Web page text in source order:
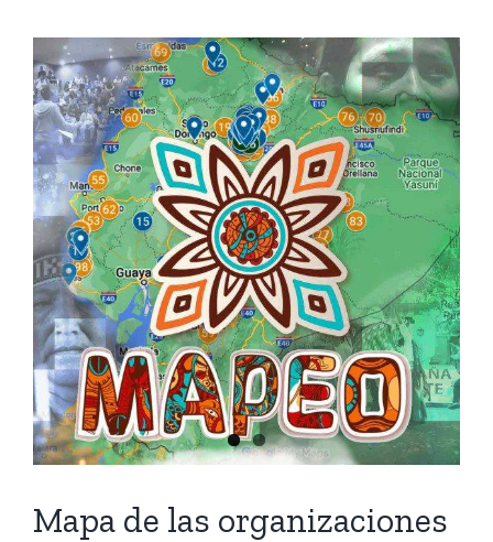
Mapa de las organizaciones